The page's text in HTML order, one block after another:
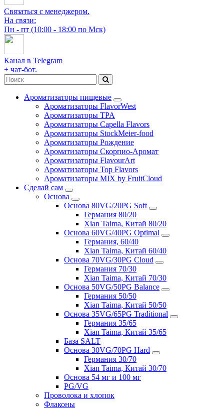
Связаться с менеджером.
На связи:
Пн - пт (10:00 - 18:00 по Мск)
Канал в Telegram
+ чат-бот.
Ароматизаторы пищевые
Ароматизаторы FlavorWest
Ароматизаторы TPA
Ароматизаторы Capella Flavors
Ароматизаторы StockMeier-food
Ароматизаторы Рождение
Ароматизаторы Скорпио-Аромат
Ароматизаторы FlavourArt
Ароматизаторы Top Flavors
Ароматизаторы MIX by FruitCloud
Сделай сам
Основа
Основа 80VG/20PG Soft
Германия 80/20
Xian Taima, Китай 80/20
Основа 60VG/40PG Optimal
Германия, 60/40
Xian Taima, Китай 60/40
Основа 70VG/30PG Cloud
Германия 70/30
Xian Taima, Китай 70/30
Основа 50VG/50PG Balance
Германия 50/50
Xian Taima, Китай 50/50
Основа 35VG/65PG Traditional
Германия 35/65
Xian Taima, Китай 35/65
База SALT
Основа 30VG/70PG Hard
Германия 30/70
Xian Taima, Китай 30/70
Основа 54 мг и 100 мг
PG/VG
Проволока и хлопок
Флаконы